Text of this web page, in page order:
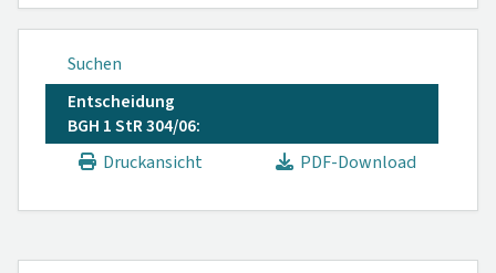
Suchen
Entscheidung
BGH 1 StR 304/06:
Druckansicht
PDF-Download